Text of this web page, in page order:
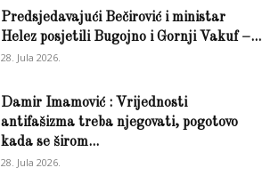
Predsjedavajući Bečirović i ministar
Helez posjetili Bugojno i Gornji Vakuf –...
28. Jula 2026.
Damir Imamović : Vrijednosti
antifašizma treba njegovati, pogotovo
kada se širom...
28. Jula 2026.